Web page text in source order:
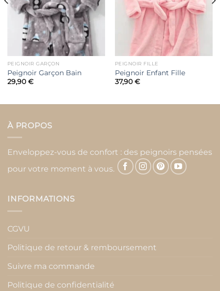
PEIGNOIR GARÇON
Peignoir Garçon Bain
29,90 €
PEIGNOIR FILLE
Peignoir Enfant Fille
37,90 €
À PROPOS
Enveloppez-vous de confort : des peignoirs pensées
pour votre moment à vous.
INFORMATIONS
CGVU
Politique de retour & remboursement
Suivre ma commande
Politique de confidentialité